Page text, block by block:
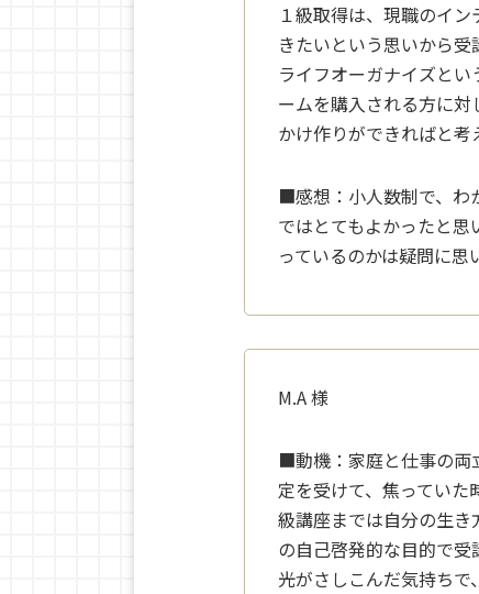
１級取得は、現職のイ
きたいという思いから受
ライフオーガナイズと
ームを購入される方に
かけ作りができればと考
■感想： 小人数制で、わ
ではとてもよかったと
っているのかは疑問に思
M.A様
■動機： 家庭と仕事の両
定を受けて、焦ってい
級講座までは自分の生
の自己啓発的な目的で
光がさしこんだ気持ち